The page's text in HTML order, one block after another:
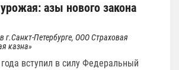
азы нового закона
г.Санкт-Петербурге, ООО Страховая
казна»
вступил в силу Федеральный